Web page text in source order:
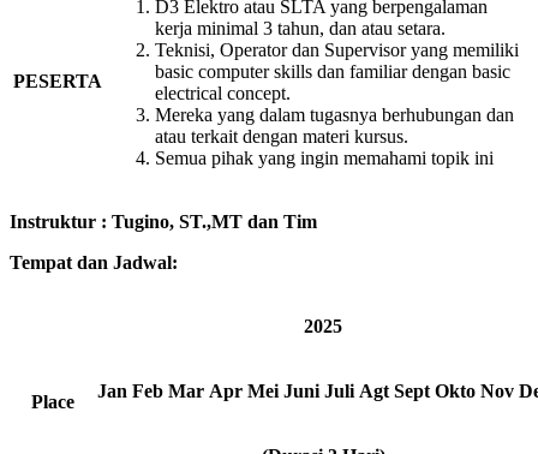
PESERTA
D3 Elektro atau SLTA yang berpengalaman
kerja minimal 3 tahun, dan atau setara.
Teknisi, Operator dan Supervisor yang memiliki
basic computer skills dan familiar dengan basic
electrical concept.
Mereka yang dalam tugasnya berhubungan dan
atau terkait dengan materi kursus.
Semua pihak yang ingin memahami topik ini
Instruktur : Tugino, ST.,MT dan Tim
Tempat dan Jadwal:
Place
2025
Jan Feb Mar Apr Mei Juni Juli Agt Sept Okto Nov